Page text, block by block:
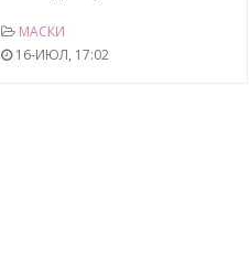
Очень эффективно.
МАСКИ
16-ИЮЛ, 17:02